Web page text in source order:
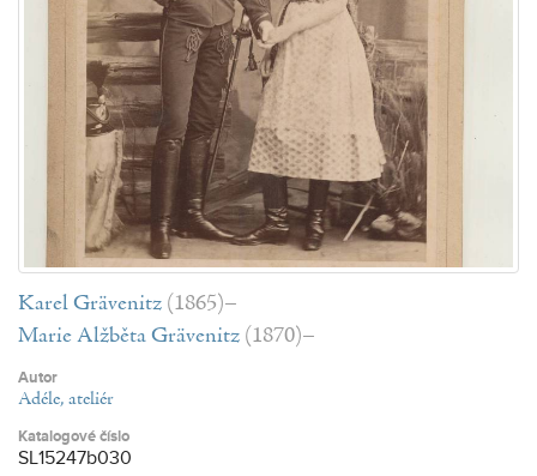
Karel Grävenitz (1865)–
Marie Alžběta Grävenitz (1870)–
Autor
Adéle, ateliér
Katalogové číslo
SL15247b030